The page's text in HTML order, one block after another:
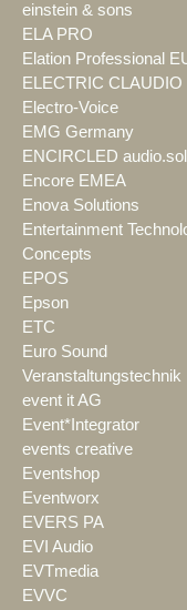
einstein & sons
ELA PRO
Elation Professional
ELECTRIC CLAUDIO
Electro-Voice
EMG Germany
ENCIRCLED
Encore EMEA
Enova Solutions
Entertainment
Concepts
EPOS
Epson
ETC
Euro Sound
Veranstaltungstechnik
event it AG
Event*Integrator
events creative
Eventshop
Eventworx
EVERS PA
EVI Audio
EVTmedia
EVVC